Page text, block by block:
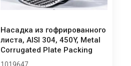
Насадка из гофрированного
листа, AISI 304, 450Y, Metal
Corrugated Plate Packing